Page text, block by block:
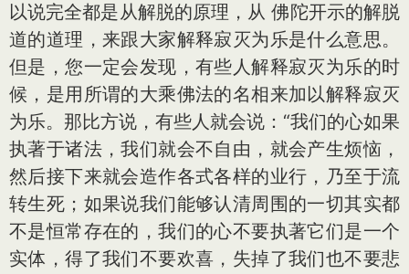
以说完全都是从解脱的原理，从 佛陀开示的解脱
道的道理，来跟大家解释寂灭为乐是什么意思。
但是，您一定会发现，有些人解释寂灭为乐的时
候，是用所谓的大乘佛法的名相来加以解释寂灭
为乐。那比方说，有些人就会说：“我们的心如果
执著于诸法，我们就会不自由，就会产生烦恼，
然后接下来就会造作各式各样的业行，乃至于流
转生死；如果说我们能够认清周围的一切其实都
不是恒常存在的，我们的心不要执著它们是一个
实体，得了我们不要欢喜，失掉了我们也不要悲